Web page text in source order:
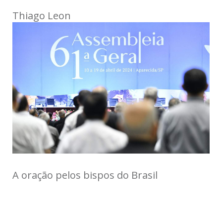
Thiago Leon
A oração pelos bispos do Brasil